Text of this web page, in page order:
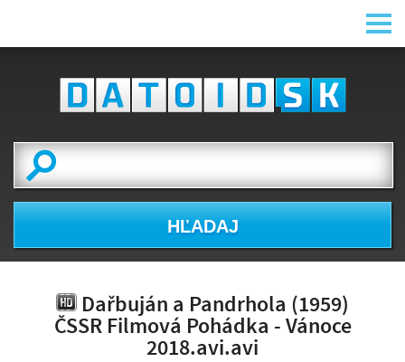
HĽADAJ
Dařbuján a Pandrhola (1959)
ČSSR Filmová Pohádka - Vánoce
2018.avi.avi